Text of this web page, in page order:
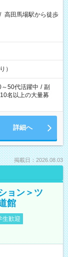
/ 高田馬場駅から徒歩
）
～50代活躍中 / 副
10名以上の大量募
詳細へ
掲載日：2026.08.03
ョン＞ツ
館
生歓迎